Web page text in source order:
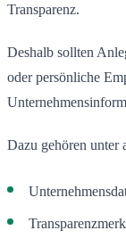
Transparenz.
Deshalb sollten
oder persönliche
Dazu gehören unter